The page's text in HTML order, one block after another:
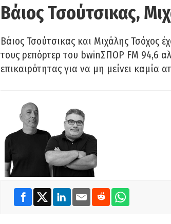
Βάιος Τσούτσικας,
Βάιος Τσούτσικας και Μιχάλης Τσόχος
τους ρεπόρτερ του bwinΣΠΟΡ FM 94,6
επικαιρότητας για να μη μείνει καμία